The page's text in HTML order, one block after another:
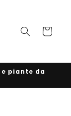
Carrello
e piante da